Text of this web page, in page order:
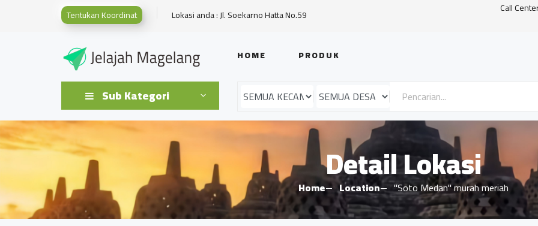
Tentukan Koordinat Lokasi anda : Jl. Soekarno Hatta No.59 Call
HOME PRODUK
Sub Kategori
Detail Lokasi
Home Location "Soto Medan" murah meriah